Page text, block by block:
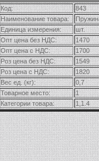
Код:
843
Наименование товара:
Единица измерения:
шт.
Опт цена без НДС:
1470
Опт цена с НДС:
1700
Роз цена без НДС:
1549
Роз цена с НДС:
1820
Вес ед. (кг):
0,7
Товарное место:
1
Категории товара:
1,1.4